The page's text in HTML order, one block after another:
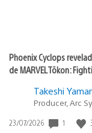
Phoenix Cyclops
de MARVEL Tōkon:
Takeshi
Producer, Arc
Data
23/07/2026 1